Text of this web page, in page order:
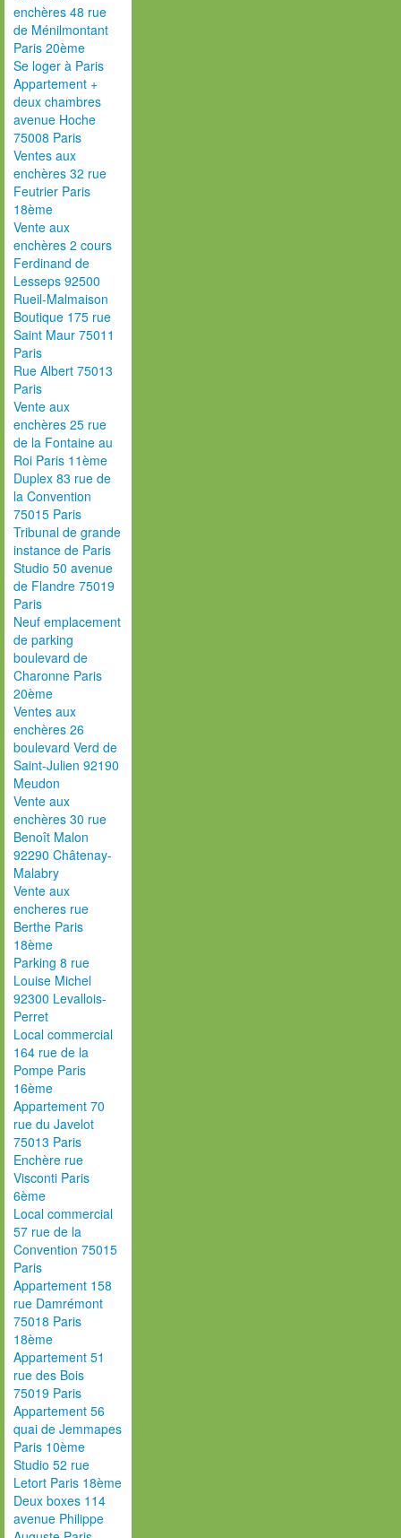
enchères 48 rue
de Ménilmontant
Paris 20ème
Se loger à Paris
Appartement +
deux chambres
avenue Hoche
75008 Paris
Ventes aux
enchères 32 rue
Feutrier Paris
18ème
Vente aux
enchères 2 cours
Ferdinand de
Lesseps 92500
Rueil-Malmaison
Boutique 175 rue
Saint Maur 75011
Paris
Rue Albert 75013
Paris
Vente aux
enchères 25 rue
de la Fontaine au
Roi Paris 11ème
Duplex 83 rue de
la Convention
75015 Paris
Tribunal de grande
instance de Paris
Studio 50 avenue
de Flandre 75019
Paris
Neuf emplacement
de parking
boulevard de
Charonne Paris
20ème
Ventes aux
enchères 26
boulevard Verd de
Saint-Julien 92190
Meudon
Vente aux
enchères 30 rue
Benoît Malon
92290 Châtenay-
Malabry
Vente aux
encheres rue
Berthe Paris
18ème
Parking 8 rue
Louise Michel
92300 Levallois-
Perret
Local commercial
164 rue de la
Pompe Paris
16ème
Appartement 70
rue du Javelot
75013 Paris
Enchère rue
Visconti Paris
6ème
Local commercial
57 rue de la
Convention 75015
Paris
Appartement 158
rue Damrémont
75018 Paris
18ème
Appartement 51
rue des Bois
75019 Paris
Appartement 56
quai de Jemmapes
Paris 10ème
Studio 52 rue
Letort Paris 18ème
Deux boxes 114
avenue Philippe